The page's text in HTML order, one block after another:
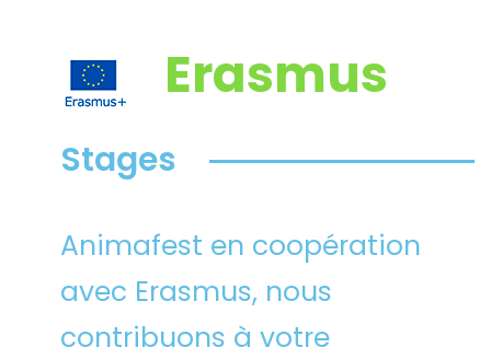
Erasmus
Stages
Animafest en coopération
avec Erasmus, nous
contribuons à votre